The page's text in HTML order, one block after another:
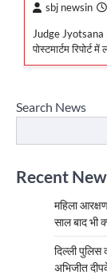
sbj newsin
Judge Jyotsana
पोस्टमार्टम
Search News
Recent
महिला
साल बाद भी
दिल्ली पुलिस
अभिजीत